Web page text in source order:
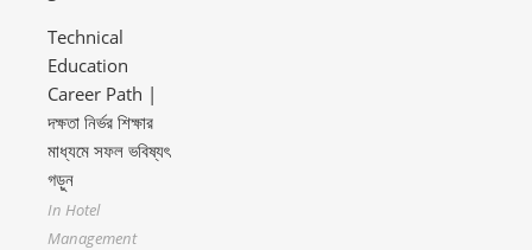
Technical
Education
Career Path |
দক্ষতা নির্ভর শিক্ষার
মাধ্যমে সফল ভবিষ্যৎ
গড়ুন
In Hotel
Management